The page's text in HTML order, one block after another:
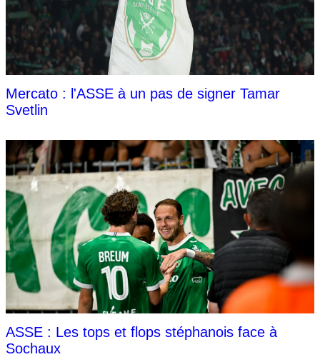
Mercato : l'ASSE à un pas de signer Tamar
Svetlin
ASSE : Les tops et flops stéphanois face à
Sochaux